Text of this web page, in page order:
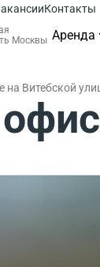
Контакты
Москвы Аренда
на Витебской